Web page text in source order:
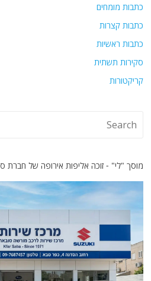
כתבות מומחים
כתבות קצרות
כתבות ראשיות
סקירות תשתית
קריקטורות
מוסך "לי" - זוכה אליפות אירופה של חברת